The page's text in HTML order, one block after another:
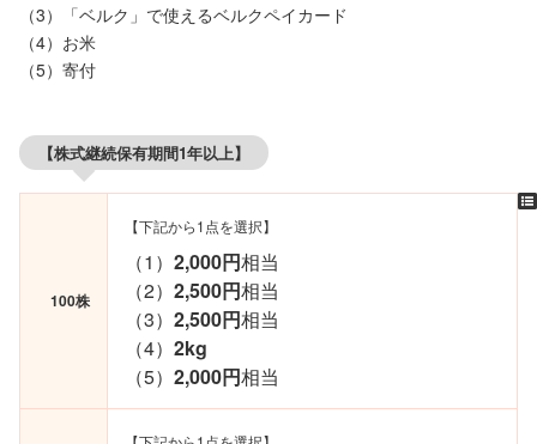
（3）「ベルク」で使えるベルクペイカード
（4）お米
（5）寄付
【株式継続保有期間1年以上】
100株
【下記から1点を選択】
（1）2,000円相当
（2）2,500円相当
（3）2,500円相当
（4）2kg
（5）2,000円相当